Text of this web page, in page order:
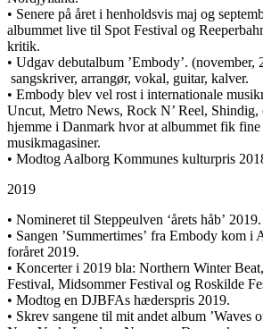
• Senere på året i henholdsvis maj og
albummet live til Spot Festival og
kritik.
• Udgav debutalbum ’Embody’. (november,
sangskriver, arrangør, vokal, guitar, kalver.
• Embody blev vel rost i internationale
Uncut, Metro News, Rock N’ Reel, Shindig,
hjemme i Danmark hvor at albummet fik fine
musikmagasiner.
• Modtog Aalborg Kommunes kulturpris
2019
• Nomineret til Steppeulven ‘årets håb’ 2019.
• Sangen ’Summertimes’ fra Embody kom i
foråret 2019.
• Koncerter i 2019 bla: Northern Winter
Festival, Midsommer Festival og Roskilde
• Modtog en DJBFAs hæderspris 2019.
• Skrev sangene til mit andet album ’Waves